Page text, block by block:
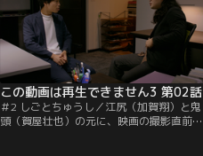
この動画は再生できません3 第02話
＃2 しごとちゅうし／江尻（加賀翔）と鬼
頭（賀屋壮也）の元に、映画の撮影直前に